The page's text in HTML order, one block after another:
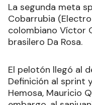
La segunda meta
Cobarrubia
colombiano Víctor
brasilero Da Rosa.
El pelotón llegó al
Definición al sprint
Hemosa, Mauricio